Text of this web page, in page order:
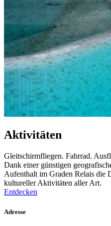
Aktivitäten
Gleitschirmfliegen. Fahrrad.
Dank einer günstigen
Aufenthalt im Graden Relais die
kultureller Aktivitäten aller Art.
Entdecken
Adresse